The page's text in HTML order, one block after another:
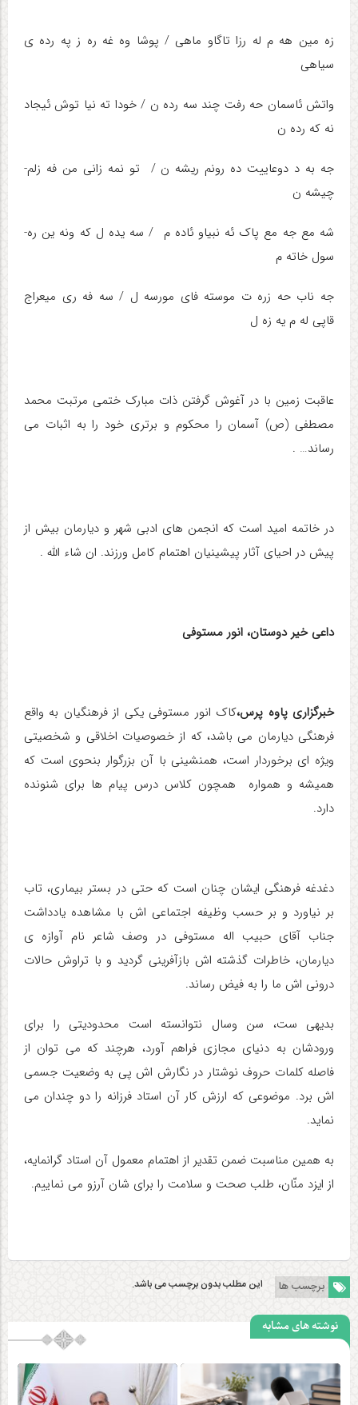
زه­ مین هه­ م له ­رزا تاگاو ماهی / پوشا وه غه­ ره ­ز په­ رده ­ی
سیاهی
واتش ئاسمان حه­ ر­فت چند سه­ رده ­ن / خودا ته ­نیا توش ئیجاد
نه ­که­ رده ­ن
جه­ به ­د دوعاییت ده­ رونم ریشه ­ن / تو نمه زانی من فه ­زلم­­
چیشه ­ن
شه­ مع جه مع پاک ئه ­نبیا­و ئاد­ه­ م / سه ­یده ­ل که­ و­نه ­ین ره­
سول خا­ته­ م
جه ­ناب حه­ ز­ر­ه ­­ت­ موسته­­ فا­ی­ مو­ر­سه­ ل / سه­ فه ­ری میعراج
قاپی­ له­ م یه­ زه ­­ل­
عاقبت زمین با در آغوش گرفتن ذات مبارک ختمی مرتبت محمد
مصطفی (ص) آسمان را محکوم و برتری خود را به اثبات می
رساند… .
در خاتمه امید است که انجمن های ادبی شهر و دیارمان بیش از
پیش در احیای آثار پیشینیان اهتمام کامل ورزند. ان شاء الله .
داعی خیر دوستان، انور مستوفی
خبرگزاری پاوه پرس،کاک انور مستوفی یکی از فرهنگیان به واقع
فرهنگی دیارمان می باشد، که از خصوصیات اخلاقی و شخصیتی
ویژه ای برخوردار است، همنشینی با آن بزرگوار بنحوی است که
همیشه و همواره همچون کلاس درس پیام ها برای شنونده
دارد.
دغدغه فرهنگی ایشان چنان است که حتی در بستر بیماری، تاب
بر نیاورد و بر حسب وظیفه اجتماعی اش با مشاهده یادداشت
جناب آقای حبیب اله مستوفی در وصف شاعر نام آوازه ی
دیارمان، خاطرات گذشته اش بازآفرینی گردید و با تراوش حالات
درونی اش ما را به فیض رساند.
بدیهی ست، سن وسال نتوانسته است محدودیتی را برای
ورودشان به دنیای مجازی فراهم آورد، هرچند که می توان از
فاصله کلمات حروف نوشتار در نگارش اش پی به وضعیت جسمی
اش برد. موضوعی که ارزش کار آن استاد فرزانه را دو چندان می
نماید.
به همین مناسبت ضمن تقدیر از اهتمام معمول آن استاد گرانمایه،
از ایزد منّان، طلب صحت و سلامت را برای شان آرزو می نماییم.
برچسب ها این مطلب بدون برچسب می باشد.
نوشته های مشابه